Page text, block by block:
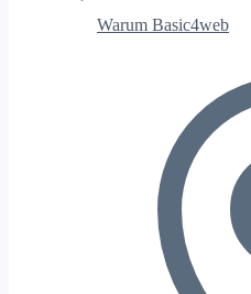
Warum Basic4web